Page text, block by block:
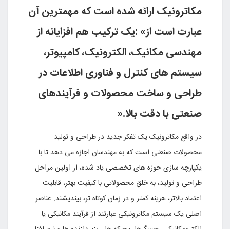
مکاترونیک ارائه شده است که مهمترین آن
عبارت است از: «یک ترکیب هم افزایانه از
مهندسى مکانیک، الکترونیک، کامپیوتر،
سیستم هاى کنترل و فناورى اطلاعات در
طراحى و ساخت محصولات و فرآیندهاى
صنعتى با دقت بالا».
در واقع مکاترونیک یک تفکر جدید در طراحى و تولید
محصولات صنعتى است که به مهندسان اجازه مى دهد تا با
یکپارچه سازى حوزه هاى تخصصى یاد شده، از اولین مراحل
طراحى و تولید، به خلق محصولاتى با کیفیت بهتر، قابلیت
اعتماد بالاتر، هزینه کمتر و در زمان کوتاه تر، بیندیشند. عناصر
اصلى یک سیستم مکاترونیکى عبارتند از فرآیند مکانیکى یا